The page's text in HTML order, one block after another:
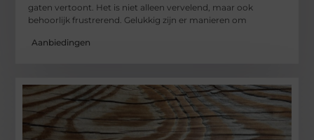
gaten vertoont. Het is niet alleen vervelend, maar ook
behoorlijk frustrerend. Gelukkig zijn er manieren om
Aanbiedingen